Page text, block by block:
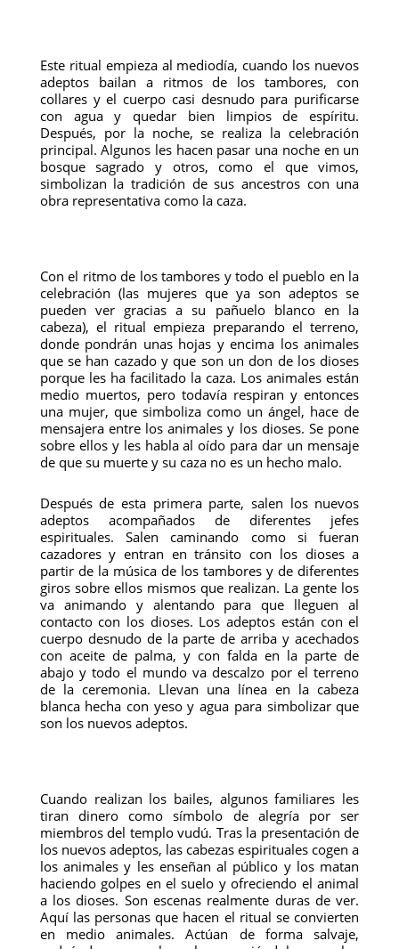
Este ritual empieza al mediodía, cuando los nuevos
adeptos bailan a ritmos de los tambores, con
collares y el cuerpo casi desnudo para purificarse
con agua y quedar bien limpios de espíritu.
Después, por la noche, se realiza la celebración
principal. Algunos les hacen pasar una noche en un
bosque sagrado y otros, como el que vimos,
simbolizan la tradición de sus ancestros con una
obra representativa como la caza.
Con el ritmo de los tambores y todo el pueblo en la
celebración (las mujeres que ya son adeptos se
pueden ver gracias a su pañuelo blanco en la
cabeza), el ritual empieza preparando el terreno,
donde pondrán unas hojas y encima los animales
que se han cazado y que son un don de los dioses
porque les ha facilitado la caza. Los animales están
medio muertos, pero todavía respiran y entonces
una mujer, que simboliza como un ángel, hace de
mensajera entre los animales y los dioses. Se pone
sobre ellos y les habla al oído para dar un mensaje
de que su muerte y su caza no es un hecho malo.
Después de esta primera parte, salen los nuevos
adeptos acompañados de diferentes jefes
espirituales. Salen caminando como si fueran
cazadores y entran en tránsito con los dioses a
partir de la música de los tambores y de diferentes
giros sobre ellos mismos que realizan. La gente los
va animando y alentando para que lleguen al
contacto con los dioses. Los adeptos están con el
cuerpo desnudo de la parte de arriba y acechados
con aceite de palma, y con falda en la parte de
abajo y todo el mundo va descalzo por el terreno
de la ceremonia. Llevan una línea en la cabeza
blanca hecha con yeso y agua para simbolizar que
son los nuevos adeptos.
Cuando realizan los bailes, algunos familiares les
tiran dinero como símbolo de alegría por ser
miembros del templo vudú. Tras la presentación de
los nuevos adeptos, las cabezas espirituales cogen a
los animales y les enseñan al público y los matan
haciendo golpes en el suelo y ofreciendo el animal
a los dioses. Son escenas realmente duras de ver.
Aquí las personas que hacen el ritual se convierten
en medio animales. Actúan de forma salvaje,